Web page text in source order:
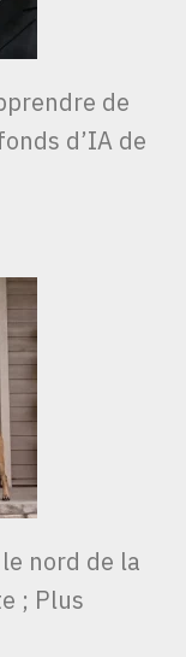
de
d’IA de
nord de la
; Plus